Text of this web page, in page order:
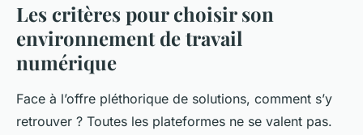
Les critères pour choisir son
environnement de travail
numérique
Face à l’offre pléthorique de solutions, comment s’y
retrouver ? Toutes les plateformes ne se valent pas.